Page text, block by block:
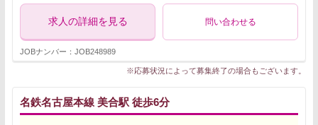
求人の詳細を見る 問い合わせる
JOBナンバー：JOB248989
※応募状況によって募集終了の場合もございます。
名鉄名古屋本線 美合駅 徒歩6分